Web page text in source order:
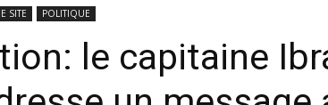
SITE POLITIQUE
le capitaine